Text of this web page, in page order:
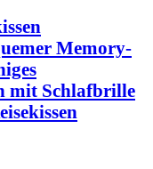
Memory-
mit Schlafbrille